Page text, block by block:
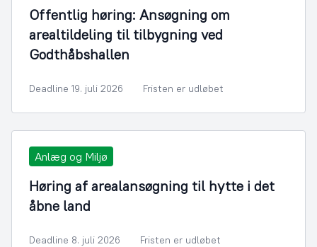
Offentlig høring: Ansøgning om
arealtildeling til tilbygning ved
Godthåbshallen
Deadline 19. juli 2026 Fristen er udløbet
Anlæg og Miljø
Høring af arealansøgning til hytte i det
åbne land
Deadline 8. juli 2026 Fristen er udløbet